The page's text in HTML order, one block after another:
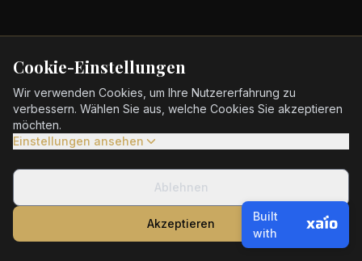
Cookie-Einstellungen
Wir verwenden Cookies, um Ihre Nutzererfahrung zu
verbessern. Wählen Sie aus, welche Cookies Sie akzeptieren
möchten.
Einstellungen ansehen
Ablehnen
Akzeptieren
Built
with